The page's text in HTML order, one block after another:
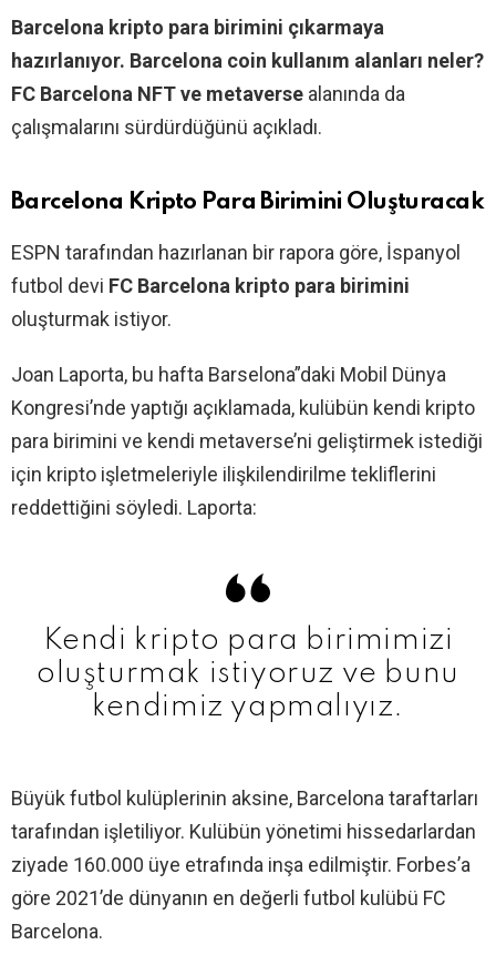
Barcelona kripto para birimini çıkarmaya
hazırlanıyor. Barcelona coin kullanım alanları neler?
FC Barcelona NFT ve metaverse alanında da
çalışmalarını sürdürdüğünü açıkladı.
Barcelona Kripto Para Birimini Oluşturacak
ESPN tarafından hazırlanan bir rapora göre, İspanyol
futbol devi FC Barcelona kripto para birimini
oluşturmak istiyor.
Joan Laporta, bu hafta Barselona”daki Mobil Dünya
Kongresi’nde yaptığı açıklamada, kulübün kendi kripto
para birimini ve kendi metaverse’ni geliştirmek istediği
için kripto işletmeleriyle ilişkilendirilme tekliflerini
reddettiğini söyledi. Laporta:
Kendi kripto para birimimizi
oluşturmak istiyoruz ve bunu
kendimiz yapmalıyız.
Büyük futbol kulüplerinin aksine, Barcelona taraftarları
tarafından işletiliyor. Kulübün yönetimi hissedarlardan
ziyade 160.000 üye etrafında inşa edilmiştir. Forbes’a
göre 2021’de dünyanın en değerli futbol kulübü FC
Barcelona.